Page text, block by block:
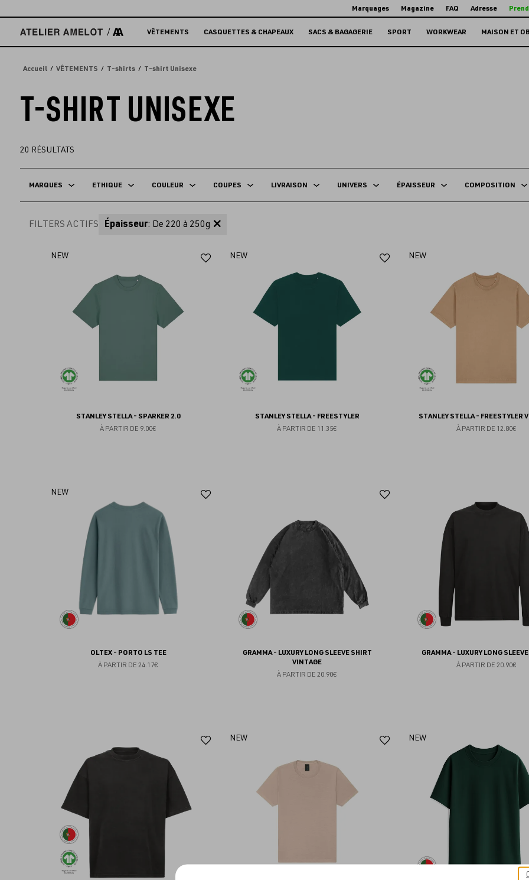
directement
contenu
Marquages Magazine FAQ Adresse
VÊTEMENTS CASQUETTES & CHAPEAUX SACS & BAGAGERIE SPORT WORKWEAR MAISON ET
Accueil VÊTEMENTS T-shirts T-shirt Unisexe
T-SHIRT UNISEXE
20 RÉSULTATS
MARQUES ETHIQUE COULEUR COUPES LIVRAISON UNIVERS ÉPAISSEUR COMPOSITION
FILTERS ACTIFS Épaisseur: De 220 à 250g
NEW
STANLEY STELLA - SPARKER 2.0
À PARTIR DE 9.00€
Ajouter
NEW
STANLEY STELLA - FREESTYLER
À PARTIR DE 11.35€
Ajouter
NEW
STANLEY STELLA - FREESTYLER
À PARTIR DE 12.80€
NEW
OLTEX - PORTO LS TEE
À PARTIR DE 24.17€
GRAMMA - LUXURY LONG SLEEVE SHIRT
VINTAGE
À PARTIR DE 20.90€
GRAMMA - LUXURY LONG
À PARTIR DE 20.90€
Ajouter
NEW
Ajouter
NEW